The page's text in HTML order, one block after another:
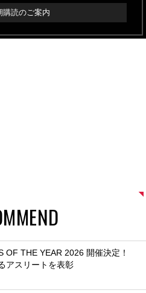
購読のご案内
OF THE YEAR 2026 開催決定！
アスリートを表彰